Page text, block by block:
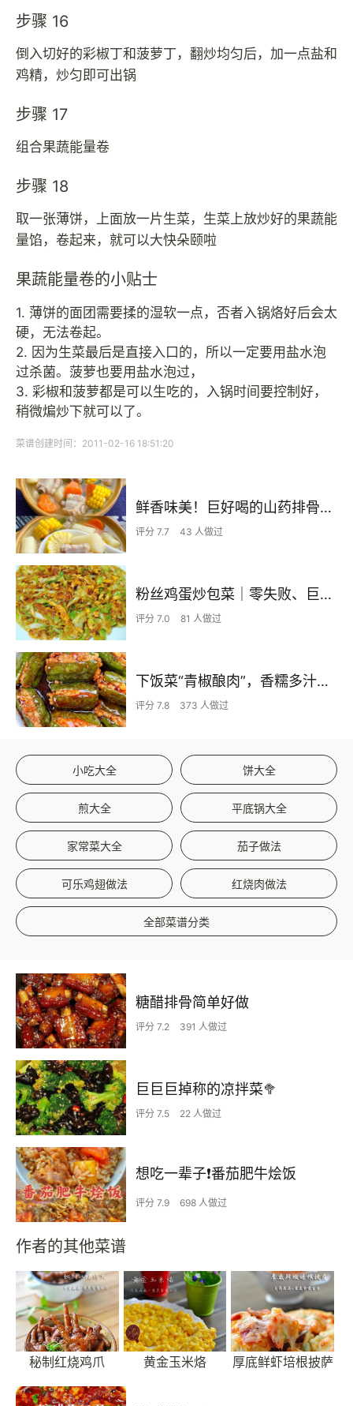
步骤 16
倒入切好的彩椒丁和菠萝丁，翻炒均匀后，加一点盐和
鸡精，炒匀即可出锅
步骤 17
组合果蔬能量卷
步骤 18
取一张薄饼，上面放一片生菜，生菜上放炒好的果蔬能
量馅，卷起来，就可以大快朵颐啦
果蔬能量卷的小贴士
1. 薄饼的面团需要揉的湿软一点，否者入锅烙好后会太
硬，无法卷起。
2. 因为生菜最后是直接入口的，所以一定要用盐水泡
过杀菌。菠萝也要用盐水泡过，
3. 彩椒和菠萝都是可以生吃的，入锅时间要控制好，
稍微煸炒下就可以了。
菜谱创建时间：2011-02-16 18:51:20
鲜香味美！巨好喝的山药排骨汤！！
评分 7.7 43 人做过
粉丝鸡蛋炒包菜｜零失败、巨下饭
评分 7.0 81 人做过
下饭菜“青椒酿肉”，香糯多汁鲜嫩下饭
评分 7.8 373 人做过
小吃大全 饼大全
煎大全 平底锅大全
家常菜大全 茄子做法
可乐鸡翅做法 红烧肉做法
全部菜谱分类
糖醋排骨简单好做
评分 7.2 391 人做过
巨巨巨掉称的凉拌菜🥦
评分 7.5 22 人做过
想吃一辈子❗️番茄肥牛烩饭
评分 7.9 698 人做过
作者的其他菜谱
秘制红烧鸡爪 黄金玉米烙 厚底鲜虾培根披萨